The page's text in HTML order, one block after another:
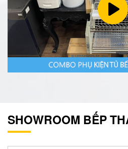
SHOWROOM BẾP